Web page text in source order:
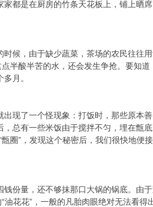
都是在厨房的竹条天花板上，铺上晒
候，由于缺少蔬菜，茶场的农民往往
半酸半苦的水，还会发生争抢。要知
月。
现了一个怪现象：打饭时，那些原本
总有一些米饭由于搅拌不匀，埋在甑
圈”，发现这个秘密后，我们很快地便
份量，还不够抹那口大锅的锅底。由
花花”，一般的凡胎肉眼绝对无法看得